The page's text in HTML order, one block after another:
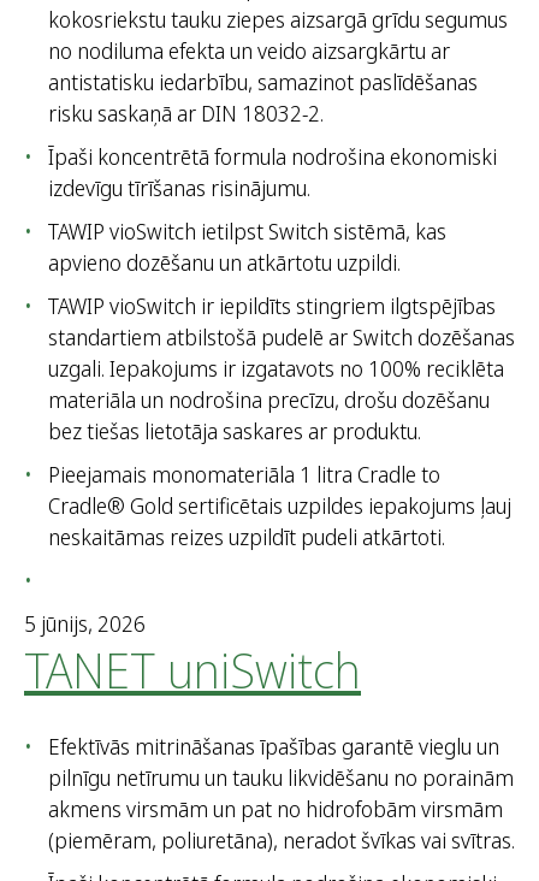
kokosriekstu tauku ziepes aizsargā grīdu segumus
no nodiluma efekta un veido aizsargkārtu ar
antistatisku iedarbību, samazinot paslīdēšanas
risku saskaņā ar DIN 18032-2.
Īpaši koncentrētā formula nodrošina ekonomiski
izdevīgu tīrīšanas risinājumu.
TAWIP vioSwitch ietilpst Switch sistēmā, kas
apvieno dozēšanu un atkārtotu uzpildi.
TAWIP vioSwitch ir iepildīts stingriem ilgtspējības
standartiem atbilstošā pudelē ar Switch dozēšanas
uzgali. Iepakojums ir izgatavots no 100% reciklēta
materiāla un nodrošina precīzu, drošu dozēšanu
bez tiešas lietotāja saskares ar produktu.
Pieejamais monomateriāla 1 litra Cradle to
Cradle® Gold sertificētais uzpildes iepakojums ļauj
neskaitāmas reizes uzpildīt pudeli atkārtoti.
5 jūnijs, 2026
TANET uniSwitch
Efektīvās mitrināšanas īpašības garantē vieglu un
pilnīgu netīrumu un tauku likvidēšanu no porainām
akmens virsmām un pat no hidrofobām virsmām
(piemēram, poliuretāna), neradot švīkas vai svītras.